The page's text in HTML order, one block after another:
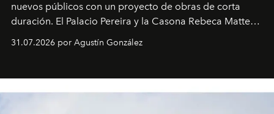
nuevos públicos con un proyecto de obras de corta
duración. El Palacio Pereira y la Casona Rebeca Matte
son algunos de los lugares que han albergado estas
miniobras. Sus puestas en escena son limpias; ponen el
31.07.2026 por Agustín González